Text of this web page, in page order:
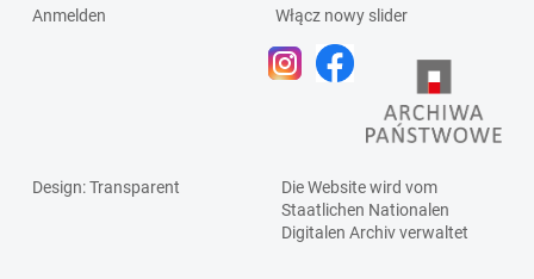
Anmelden
Włącz nowy slider
Design: Transparent
Die Website wird vom
Staatlichen Nationalen
Digitalen Archivverwaltet